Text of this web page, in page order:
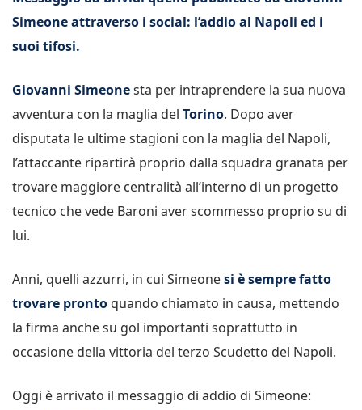
Simeone attraverso i social: l’addio al Napoli ed i
suoi tifosi.
Giovanni Simeonesta per intraprendere la sua nuova
avventura con la maglia del Torino. Dopo aver
disputata le ultime stagioni con la maglia del Napoli,
l’attaccante ripartirà proprio dalla squadra granata per
trovare maggiore centralità all’interno di un progetto
tecnico che vede Baroni aver scommesso proprio su di
lui.
Anni, quelli azzurri, in cui Simeonesi è sempre fatto
trovare pronto quando chiamato in causa, mettendo
la firma anche su gol importanti soprattutto in
occasione della vittoria del terzo Scudetto del Napoli.
Oggi è arrivato il messaggio di addio di Simeone: